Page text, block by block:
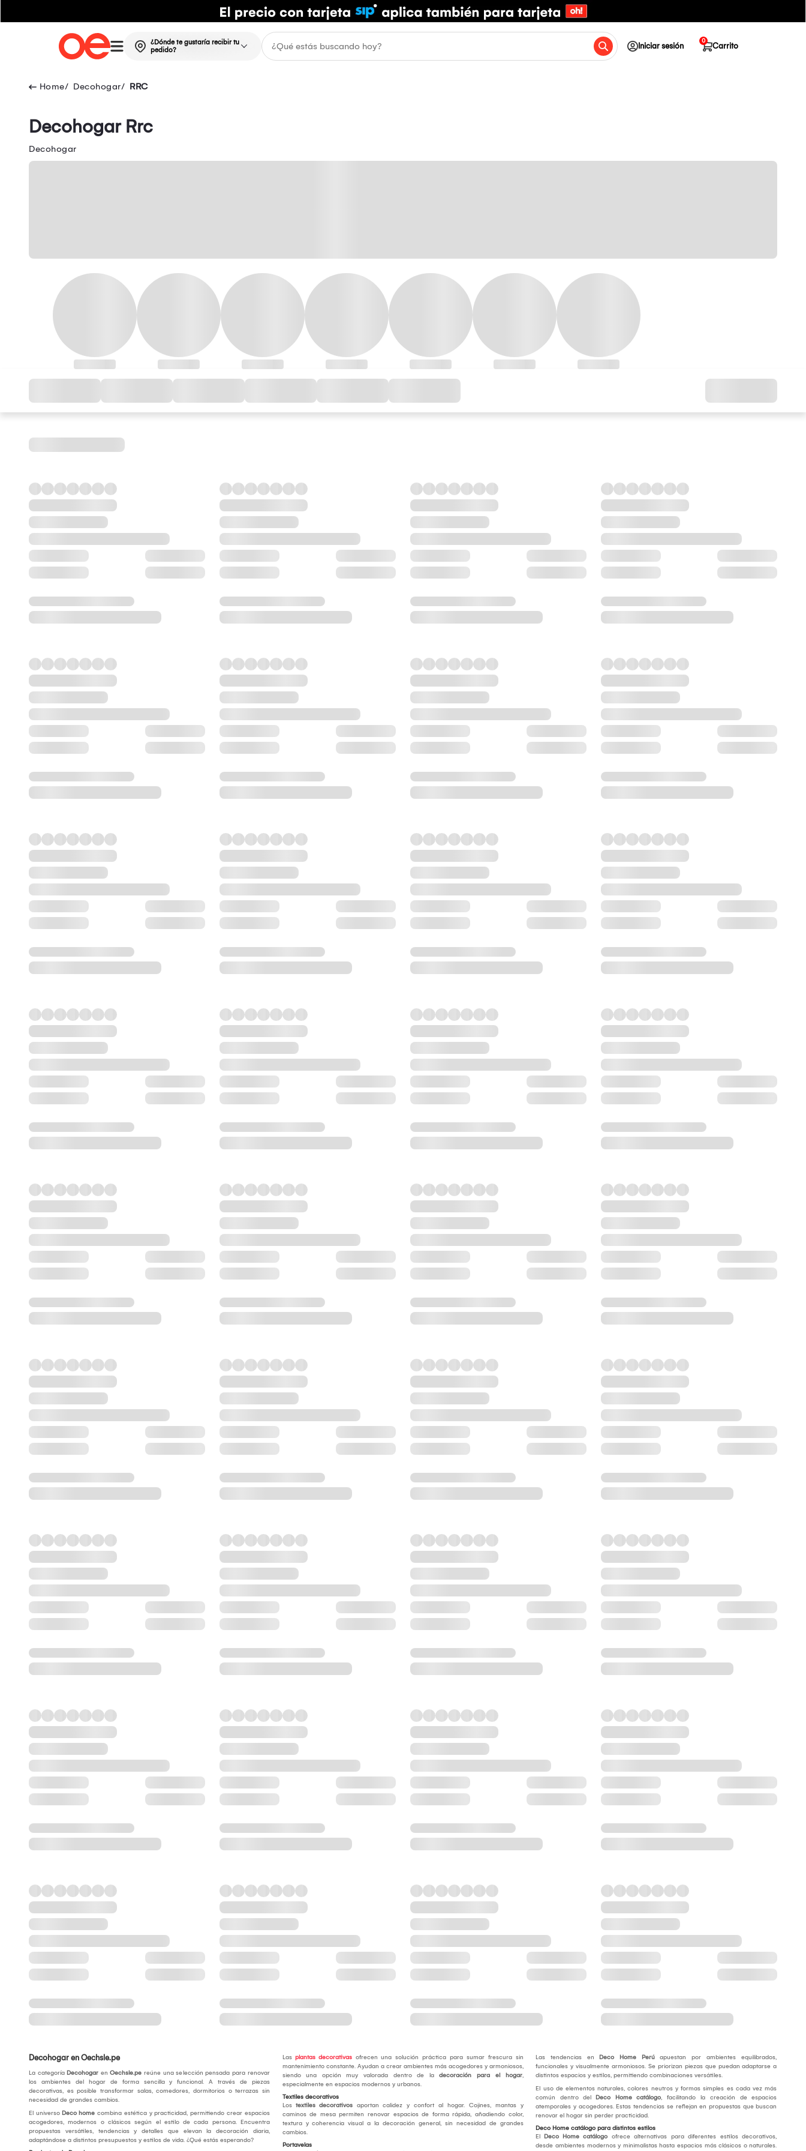
¿Dónde te gustaría recibir tu
pedido?
Iniciar sesión Carrito
0
Decohogar RRC
Decohogar Rrc
Decohogar
Decohogar en Oechsle.pe
La categoría Decohogar en Oechsle.pe reúne una selección pensada para renovar
los ambientes del hogar de forma sencilla y funcional. A través de piezas
decorativas, es posible transformar salas, comedores, dormitorios o terrazas sin
necesidad de grandes cambios.
El universo Deco home combina estética y practicidad, permitiendo crear espacios
acogedores, modernos o clásicos según el estilo de cada persona. Encuentra
propuestas versátiles, tendencias y detalles que elevan la decoración diaria,
adaptándose a distintos presupuestos y estilos de vida. ¿Qué estás esperando?
Las plantas decorativasofrecen una solución práctica para sumar frescura sin
mantenimiento constante. Ayudan a crear ambientes más acogedores y armoniosos,
siendo una opción muy valorada dentro de ladecoración para el hogar,
especialmente en espacios modernos y urbanos.
Textiles decorativos
Los textiles decorativosaportan calidez y confort al hogar. Cojines, mantas y
caminos de mesa permiten renovar espacios de forma rápida, añadiendo color,
textura y coherencia visual a la decoración general, sin necesidad de grandes
cambios.
Portavelas
Las tendencias en Deco Home Perúapuestan por ambientes equilibrados,
funcionales y visualmente armoniosos. Se priorizan piezas que puedan adaptarse a
distintos espacios y estilos, permitiendo combinaciones versátiles.
El uso de elementos naturales, colores neutros y formas simples es cada vez más
común dentro del
Deco Home catálogo, facilitando la creación de espacios
atemporales y acogedores. Estas tendencias se reflejan en propuestas que buscan
renovar el hogar sin perder practicidad.
Deco Home catálogo para distintos estilos
El
Deco Home catálogo ofrece alternativas para diferentes estilos decorativos,
desde ambientes modernos y minimalistas hasta espacios más clásicos o naturales.